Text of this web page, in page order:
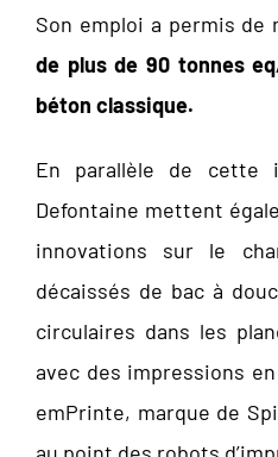
Son emploi a permis
de plus de 90 tonnes
béton classique.
En parallèle de cette
Defontaine mettent
innovations sur le
décaissés de bac à
circulaires dans les
avec des impressions
emPrinte, marque de